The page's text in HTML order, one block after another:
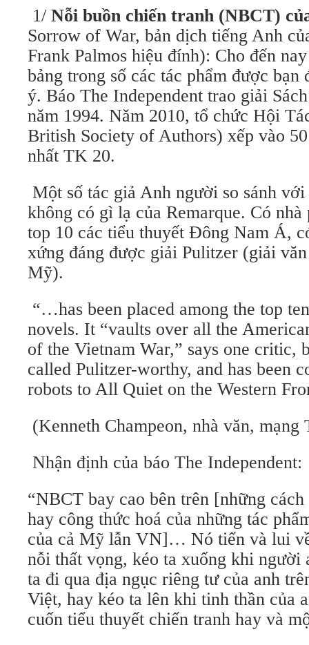
1/ Nỗi buồn chiến tranh (NBCT)
Sorrow of War, bản dịch tiếng Anh
Frank Palmos hiệu đính): Cho đến
bảng trong số các tác phẩm được bạn
ý. Báo The Independent trao giải
năm 1994. Năm 2010, tổ chức Hội
British Society of Authors) xếp vào
nhất TK 20.
Một số tác giả Anh người so sánh
không có gì lạ của Remarque. Có
top 10 các tiểu thuyết Đông Nam Á,
xứng đáng được giải Pulitzer (giải
Mỹ).
“…has been placed among the top
novels. It “vaults over all the
of the Vietnam War,” says one critic,
called Pulitzer-worthy, and has been
robots to All Quiet on the Western
(Kenneth Champeon, nhà văn, mạng
Nhận định của báo The Independent:
“NBCT bay cao bên trên [những
hay công thức hoá của những tác
của cả Mỹ lẫn VN]… Nó tiến và lui
nỗi thất vọng, kéo ta xuống khi người
ta đi qua địa ngục riêng tư của anh
Việt, hay kéo ta lên khi tinh thần của
cuốn tiểu thuyết chiến tranh hay và